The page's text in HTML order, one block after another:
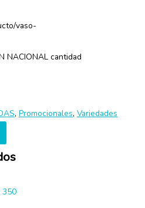
vaso-
NACIONAL cantidad
, Promocionales, Variedades